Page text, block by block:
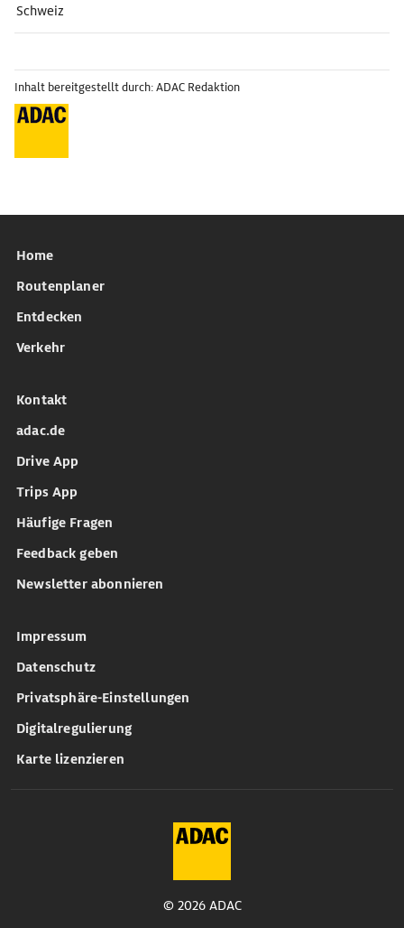
Schweiz
Inhalt bereitgestellt durch: ADAC Redaktion
Home
Routenplaner
Entdecken
Verkehr
Kontakt
adac.de
Drive App
Trips App
Häufige Fragen
Feedback geben
Newsletter abonnieren
Impressum
Datenschutz
Privatsphäre-Einstellungen
Digitalregulierung
Karte lizenzieren
© 2026 ADAC